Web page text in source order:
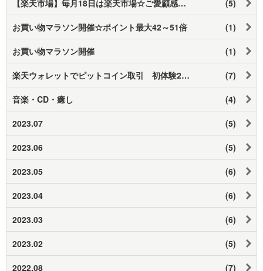
【楽天市場】毎月18日は楽天市場☆ご愛顧感謝デー!!【エントリーで最大4倍】 (5)
お買い物マラソン開催☆ポイント最大42～51倍 (1)
お買い物マラソン開催 (1)
楽天ウォレットでピットコイン取引 初体験2021 (7)
音楽・CD・癒し (4)
2023.07 (5)
2023.06 (5)
2023.05 (6)
2023.04 (6)
2023.03 (6)
2023.02 (5)
2022.08 (7)